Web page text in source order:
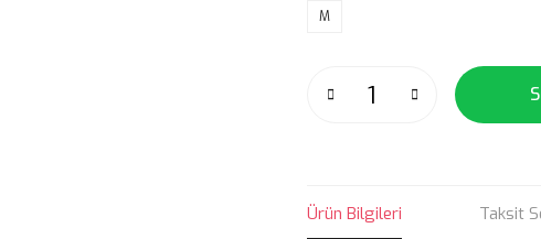
M
Ürün Bilgileri Taksit